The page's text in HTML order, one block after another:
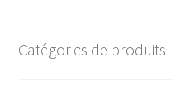
Catégories de produits